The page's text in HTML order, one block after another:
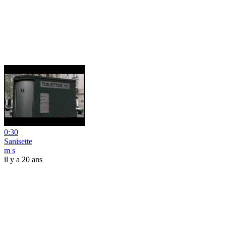
0:30
Sanisette
m s
il y a 20 ans